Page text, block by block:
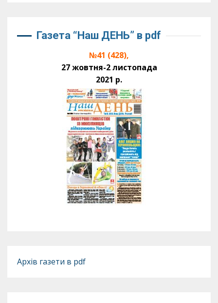
Газета “Наш ДЕНЬ” в pdf
№41 (428),
27 жовтня-2 листопада
2021 р.
Архів газети в pdf